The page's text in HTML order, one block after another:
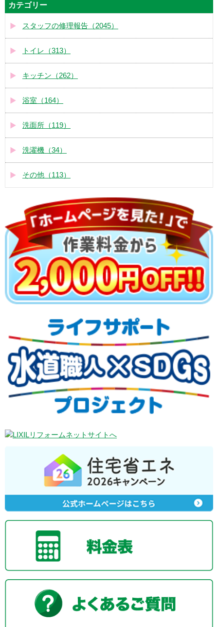
カテゴリー
スタッフの修理報告（2045）
トイレ（313）
キッチン（262）
浴室（164）
洗面所（119）
洗濯機（34）
その他（113）